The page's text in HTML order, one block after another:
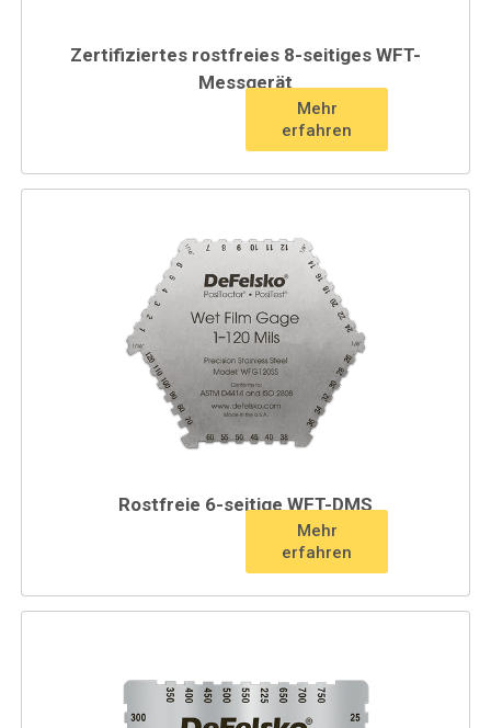
Zertifiziertes rostfreies 8-seitiges WFT-
Messgerät
Mehr
erfahren
Rostfreie 6-seitige WFT-DMS
Mehr
erfahren